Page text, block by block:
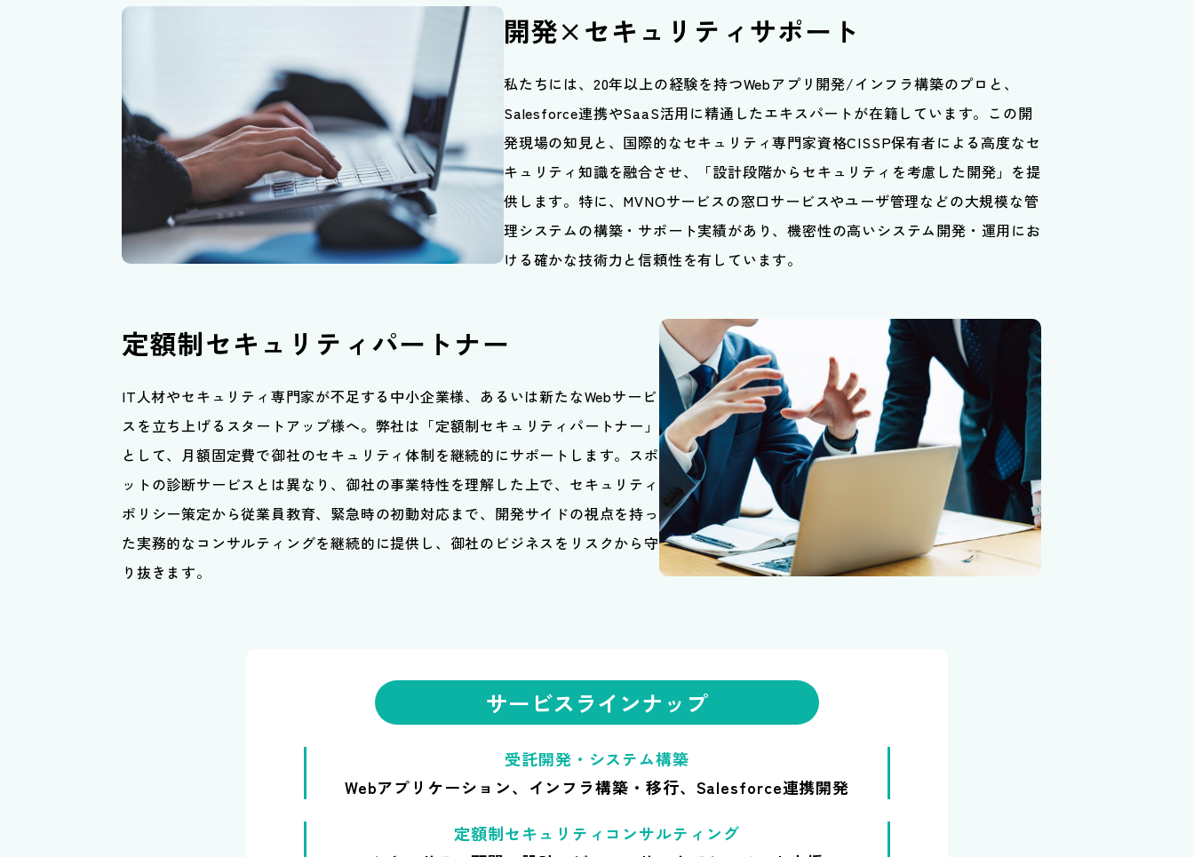
開発×セキュリティサポート
私たちには、20年以上の経験を持つWebアプリ開発/インフラ構築のプロと、
Salesforce連携やSaaS活用に精通したエキスパートが在籍しています。この開
発現場の知見と、国際的なセキュリティ専門家資格CISSP保有者による高度なセ
キュリティ知識を融合させ、「設計段階からセキュリティを考慮した開発」を提
供します。特に、MVNOサービスの窓口サービスやユーザ管理などの大規模な管
理システムの構築・サポート実績があり、機密性の高いシステム開発・運用にお
ける確かな技術力と信頼性を有しています。
定額制セキュリティパートナー
IT人材やセキュリティ専門家が不足する中小企業様、あるいは新たなWebサービ
スを立ち上げるスタートアップ様へ。弊社は「定額制セキュリティパートナー」
として、月額固定費で御社のセキュリティ体制を継続的にサポートします。スポ
ットの診断サービスとは異なり、御社の事業特性を理解した上で、セキュリティ
ポリシー策定から従業員教育、緊急時の初動対応まで、開発サイドの視点を持っ
た実務的なコンサルティングを継続的に提供し、御社のビジネスをリスクから守
り抜きます。
サービスラインナップ
受託開発・システム構築
Webアプリケーション、インフラ構築・移行、Salesforce連携開発
定額制セキュリティコンサルティング